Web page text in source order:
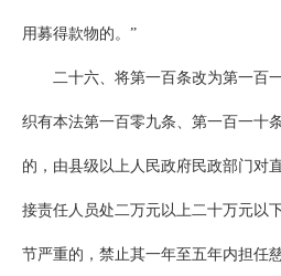
用募得款物的。”
二十六、将第一百条改为第一百
织有本法第一百零九条、第一百一十
的，由县级以上人民政府民政部门对
接责任人员处二万元以上二十万元以
节严重的，禁止其一年至五年内担任